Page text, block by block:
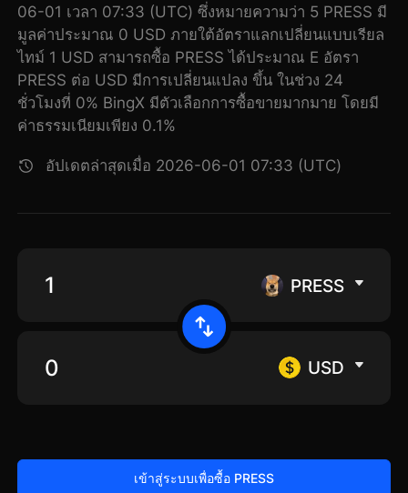
06-01 เวลา 07:33 (UTC) ซึ่งหมายความว่า 5 PRESS มี
มูลค่าประมาณ 0 USD ภายใต้อัตราแลกเปลี่ยนแบบเรียล
ไทม์ 1 USD สามารถซื้อ PRESS ได้ประมาณ E อัตรา
PRESS ต่อ USD มีการเปลี่ยนแปลง ขึ้น ในช่วง 24
ชั่วโมงที่ 0% BingX มีตัวเลือกการซื้อขายมากมาย โดยมี
ค่าธรรมเนียมเพียง 0.1%
อัปเดตล่าสุดเมื่อ 2026-06-01 07:33 (UTC)
PRESS
USD
เข้าสู่ระบบเพื่อซื้อ PRESS